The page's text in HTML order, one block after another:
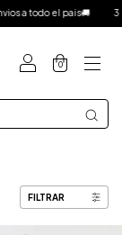
3 CUOTAS SIN
0
FILTRAR